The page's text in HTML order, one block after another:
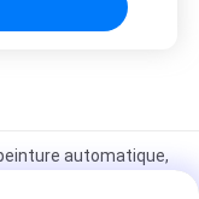
automatique,